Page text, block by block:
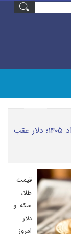
قیمت طلا، سکه و دلار امروز دوشنبه ۱۲ مرداد ۱۴۰۵؛ دلار عقب
قیمت
طلا،
سکه و
دلار
امروز